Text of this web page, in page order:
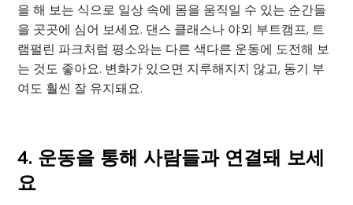
을 해 보는 식으로 일상 속에 몸을 움직일 수 있는 순간들
을 곳곳에 심어 보세요. 댄스 클래스나 야외 부트캠프, 트
램펄린 파크처럼 평소와는 다른 색다른 운동에 도전해 보
는 것도 좋아요. 변화가 있으면 지루해지지 않고, 동기 부
여도 훨씬 잘 유지돼요.
4. 운동을 통해 사람들과 연결돼 보세
요